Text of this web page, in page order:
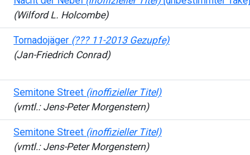
(Wilford L. Holcombe)
Tornadojäger (??? 11-2013 Gezupfe)
(Jan-Friedrich Conrad)
Semitone Street (inoffizieller Titel)
(vmtl.: Jens-Peter Morgenstern)
Semitone Street (inoffizieller Titel)
(vmtl.: Jens-Peter Morgenstern)